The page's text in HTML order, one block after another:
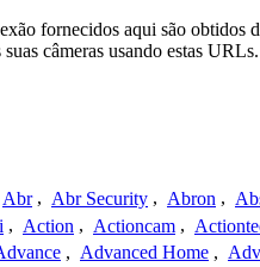
fornecidos aqui são obtidos
câmeras usando estas URLs.
Abr , Abr Security , Abron ,
, Action , Actioncam ,
, Advanced Home ,